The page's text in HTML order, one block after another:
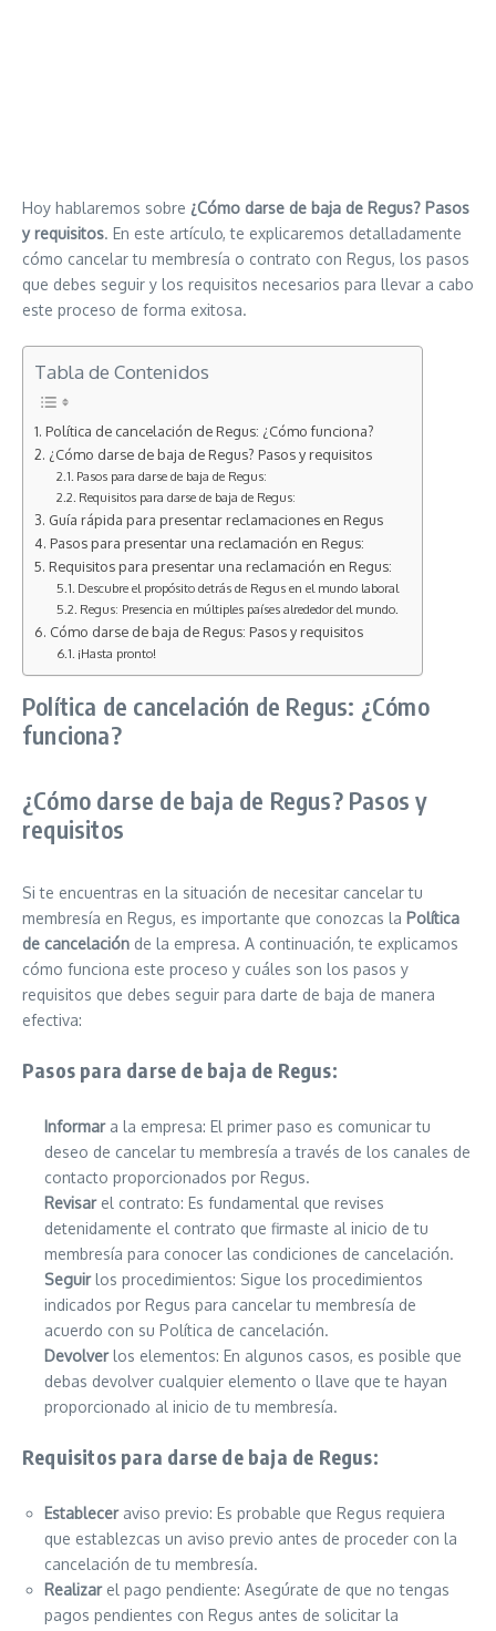
Hoy hablaremos sobre ¿Cómo darse de baja de Regus? Pasos
y requisitos. En este artículo, te explicaremos detalladamente
cómo cancelar tu membresía o contrato con Regus, los pasos
que debes seguir y los requisitos necesarios para llevar a cabo
este proceso de forma exitosa.
Tabla de Contenidos
Política de cancelación de Regus: ¿Cómo funciona?
¿Cómo darse de baja de Regus? Pasos y requisitos
Pasos para darse de baja de Regus:
Requisitos para darse de baja de Regus:
Guía rápida para presentar reclamaciones en Regus
Pasos para presentar una reclamación en Regus:
Requisitos para presentar una reclamación en Regus:
Descubre el propósito detrás de Regus en el mundo laboral
Regus: Presencia en múltiples países alrededor del mundo.
Cómo darse de baja de Regus: Pasos y requisitos
¡Hasta pronto!
Política de cancelación de Regus: ¿Cómo
funciona?
¿Cómo darse de baja de Regus? Pasos y
requisitos
Si te encuentras en la situación de necesitar cancelar tu
membresía en Regus, es importante que conozcas la Política
de cancelación de la empresa. A continuación, te explicamos
cómo funciona este proceso y cuáles son los pasos y
requisitos que debes seguir para darte de baja de manera
efectiva:
Pasos para darse de baja de Regus:
Informara la empresa: El primer paso es comunicar tu
deseo de cancelar tu membresía a través de los canales de
contacto proporcionados por Regus.
Revisarel contrato: Es fundamental que revises
detenidamente el contrato que firmaste al inicio de tu
membresía para conocer las condiciones de cancelación.
Seguirlos procedimientos: Sigue los procedimientos
indicados por Regus para cancelar tu membresía de
acuerdo con su Política de cancelación.
Devolverlos elementos: En algunos casos, es posible que
debas devolver cualquier elemento o llave que te hayan
proporcionado al inicio de tu membresía.
Requisitos para darse de baja de Regus:
Estableceraviso previo: Es probable que Regus requiera
que establezcas un aviso previo antes de proceder con la
cancelación de tu membresía.
Realizarel pago pendiente: Asegúrate de que no tengas
pagos pendientes con Regus antes de solicitar la